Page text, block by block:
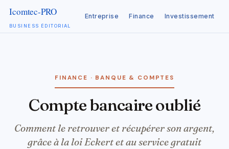
BUSINESS ÉDITORIAL
Entreprise Finance Investissement
FINANCE · BANQUE & COMPTES
compte bancaire oublié
Comment le retrouver et récupérer son argent,
grâce à la loi Eckert et au service gratuit